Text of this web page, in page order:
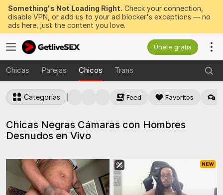
Something's Not Loading Right. Check your connection,
disable VPN, or add us to your ad blocker's exceptions — no
ads here, just the content you love.
Únete gratis
Chicas Parejas Chicos Trans
Categorías Feed Favoritos
Chicas Negras Cámaras con Hombres
Desnudos en Vivo